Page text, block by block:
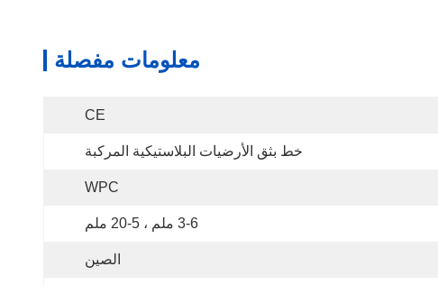
معلومات مفصلة
CE
خط بثق الأرضيات البلاستيكية المركبة
WPC
3-6 ملم ، 5-20 ملم
الصين